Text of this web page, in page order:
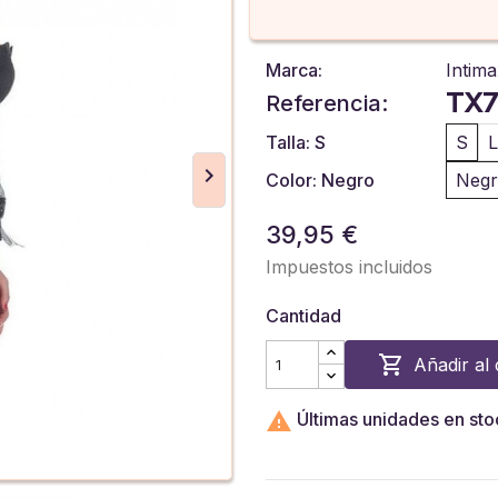
Marca:
Referencia:
Talla: S S
L
Color: Negro
39,95 €
Impuestos incluidos
Cantidad
 Añadir al
 Últimas unidades en